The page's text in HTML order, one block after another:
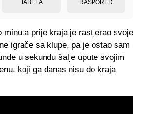
TABELA RASPORED
minuta prije kraja je rastjerao svoje
igrače sa klupe, pa je ostao sam
u sekundu šalje upute svojim
koji ga danas nisu do kraja